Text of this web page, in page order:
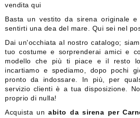
vendita qui
Basta un vestito da sirena originale
sentirti una dea del mare. Qui sei nel
Dai un'occhiata al nostro catalogo;
tuo costume e sorprenderai amici e
modello che più ti piace e il resto
incartiamo e spediamo, dopo pochi
pronto da indossare. In più, per
servizio clienti è a tua disposizione.
proprio di nulla!
Acquista un abito da sirena per